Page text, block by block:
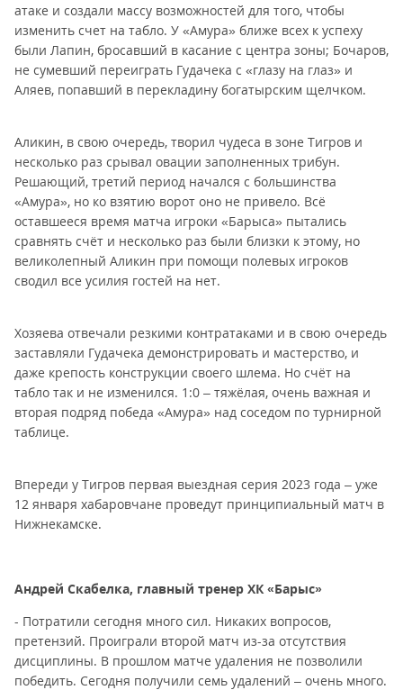
атаке и создали массу возможностей для того, чтобы
изменить счет на табло. У «Амура» ближе всех к успеху
были Лапин, бросавший в касание с центра зоны; Бочаров,
не сумевший переиграть Гудачека с «глазу на глаз» и
Аляев, попавший в перекладину богатырским щелчком.
Аликин, в свою очередь, творил чудеса в зоне Тигров и
несколько раз срывал овации заполненных трибун.
Решающий, третий период начался с большинства
«Амура», но ко взятию ворот оно не привело. Всё
оставшееся время матча игроки «Барыса» пытались
сравнять счёт и несколько раз были близки к этому, но
великолепный Аликин при помощи полевых игроков
сводил все усилия гостей на нет.
Хозяева отвечали резкими контратаками и в свою очередь
заставляли Гудачека демонстрировать и мастерство, и
даже крепость конструкции своего шлема. Но счёт на
табло так и не изменился. 1:0 – тяжёлая, очень важная и
вторая подряд победа «Амура» над соседом по турнирной
таблице.
Впереди у Тигров первая выездная серия 2023 года – уже
12 января хабаровчане проведут принципиальный матч в
Нижнекамске.
Андрей Скабелка, главный тренер ХК «Барыс»
- Потратили сегодня много сил. Никаких вопросов,
претензий. Проиграли второй матч из-за отсутствия
дисциплины. В прошлом матче удаления не позволили
победить. Сегодня получили семь удалений – очень много.